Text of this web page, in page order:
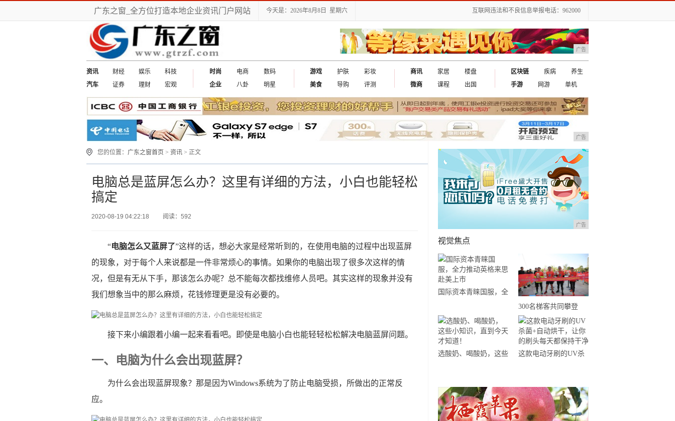
广东之窗_全方位打造本地企业资讯门户网站 今天是：2026年8月8日 星期六 互联网违法和不良信息举报电话：962000
广告
资讯 财经 娱乐
科技
汽车
证券 理财 宏观
时尚 电商
数码
企业
八卦 明星
游戏 护肤
彩妆
美食
导购 评测
商讯 家居
楼盘
微商
课程 出国
区块链 疾病
养生
手游
网游 单机
广告
您的位置： 广东之窗首页 > 资讯 > 正文
电脑总是蓝屏怎么办？这里有详细的方法，小白也能轻松
搞定
2020-08-19 04:22:18 阅读：592
“电脑怎么又蓝屏了”这样的话，想必大家是经常听到的，在使用电脑的过程中出现蓝屏
的现象，对于每个人来说都是一件非常烦心的事情。如果你的电脑出现了很多次这样的情
况，但是有无从下手，那该怎么办呢？总不能每次都找维修人员吧。其实这样的现象并没有
我们想象当中的那么麻烦，花钱修理更是没有必要的。
接下来小编跟着小编一起来看看吧。即使是电脑小白也能轻轻松松解决电脑蓝屏问题。
一、电脑为什么会出现蓝屏？
为什么会出现蓝屏现象？那是因为Windows系统为了防止电脑受损，所做出的正常反
应。
广告
视觉焦点
国际资本青睐国服，全
市
300名梯客共同攀登
2019国际垂直马拉松超
级精英赛顺德海骏达中
心站欢乐开跑
选酸奶、喝酸奶，这些
这款电动牙刷的UV杀